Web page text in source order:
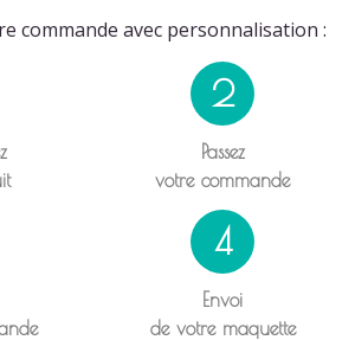
commande avec personnalisation :
2
Passez
votre commande
4
Envoi
de votre maquette